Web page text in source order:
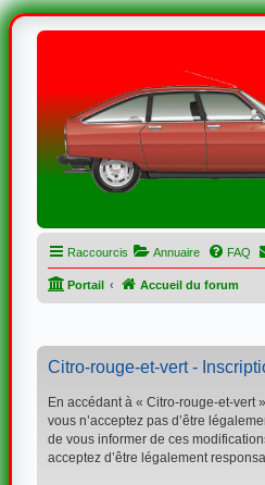
Raccourcis Annuaire FAQ
Portail Accueil du forum
Citro-rouge-et-vert -
En accédant à « Citro-rouge-et-vert
vous n’acceptez pas d’être
de vous informer de ces
acceptez d’être légalement